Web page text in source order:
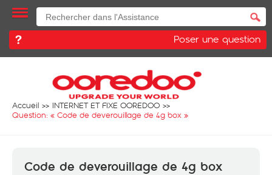
Poser une question
Accueil
INTERNET ET FIXE OOREDOO
Question: « Code de deverouillage de 4g box »
Code de deverouillage de 4g box